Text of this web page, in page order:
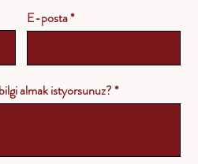
E-posta
almak istyorsunuz?